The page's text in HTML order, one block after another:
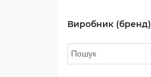
Виробник (бренд)